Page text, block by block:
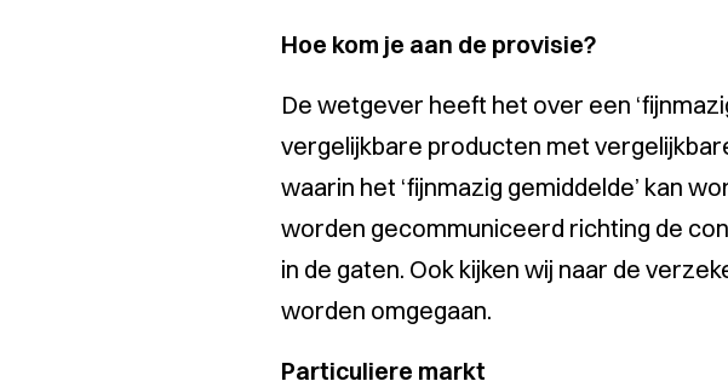
Hoe kom je aan de provisie?
De wetgever heeft het over een
vergelijkbare producten met
waarin het ‘fijnmazig gemiddelde’ kan
worden gecommuniceerd richting de
in de gaten. Ook kijken wij naar de
worden omgegaan.
Particuliere markt